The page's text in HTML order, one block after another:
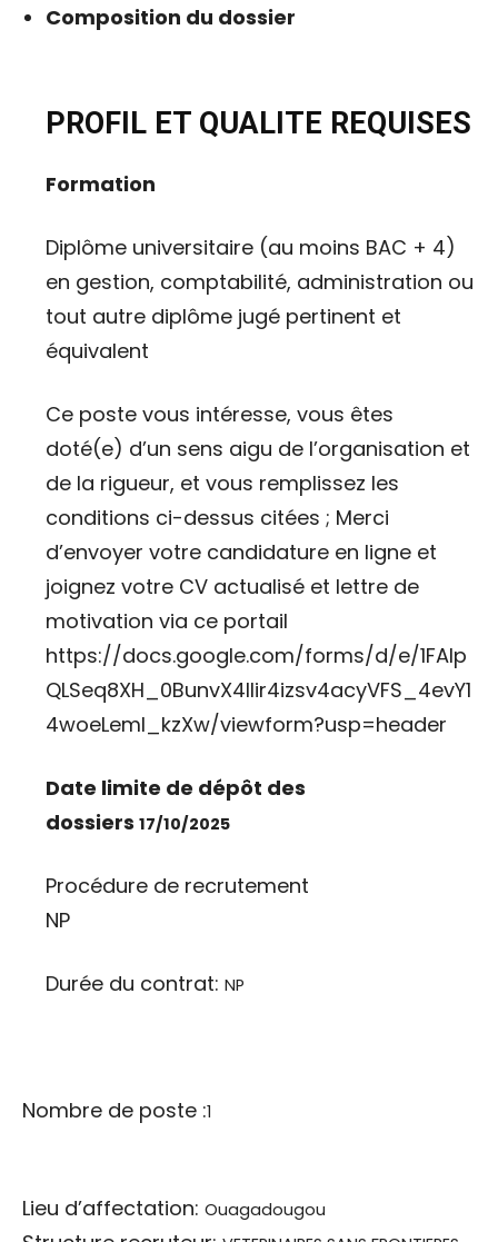
Composition du dossier
PROFIL ET QUALITE REQUISES
Formation
Diplôme universitaire (au moins BAC + 4)
en gestion, comptabilité, administration ou
tout autre diplôme jugé pertinent et
équivalent
Ce poste vous intéresse, vous êtes
doté(e) d’un sens aigu de l’organisation et
de la rigueur, et vous remplissez les
conditions ci-dessus citées ; Merci
d’envoyer votre candidature en ligne et
joignez votre CV actualisé et lettre de
motivation via ce portail
https://docs.google.com/forms/d/e/1FAIp
QLSeq8XH_0BunvX4llir4izsv4acyVFS_4evY1
4woeLeml_kzXw/viewform?usp=header
Date limite de dépôt des
dossiers 17/10/2025
Procédure de recrutement
NP
Durée du contrat: NP
Nombre de poste :1
Lieu d’affectation: Ouagadougou